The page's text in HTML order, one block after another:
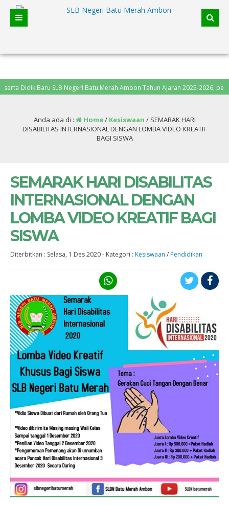
Baru SLB Negeri Batu Merah Ambon Tahun Ajaran 2025-2026,
Anda ada di : Home/ Kesiswaan / SEMARAK HARI
DISABILITAS INTERNASIONAL DENGAN LOMBA VIDEO KREATIF
BAGI SISWA
SEMARAK HARI DISABILITAS
INTERNASIONAL DENGAN
LOMBA VIDEO KREATIF BAGI
SISWA
Diterbitkan : Selasa, 1 Des 2020- Kategori : Kesiswaan / Pendidikan